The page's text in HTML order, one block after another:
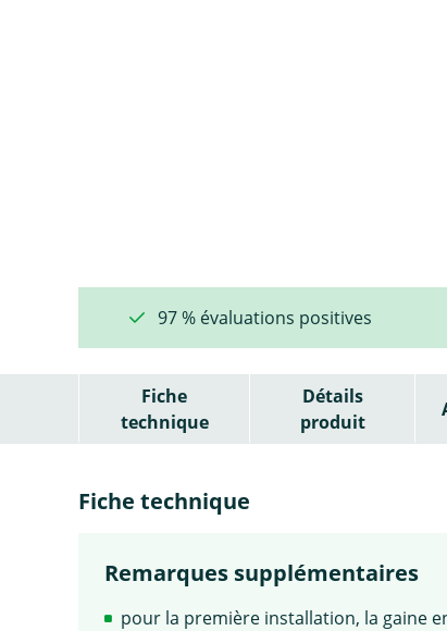
97 % évaluations positives
Fiche
technique
Détails
produit
Fiche technique
Remarques supplémentaires
pour la première installation, la gaine